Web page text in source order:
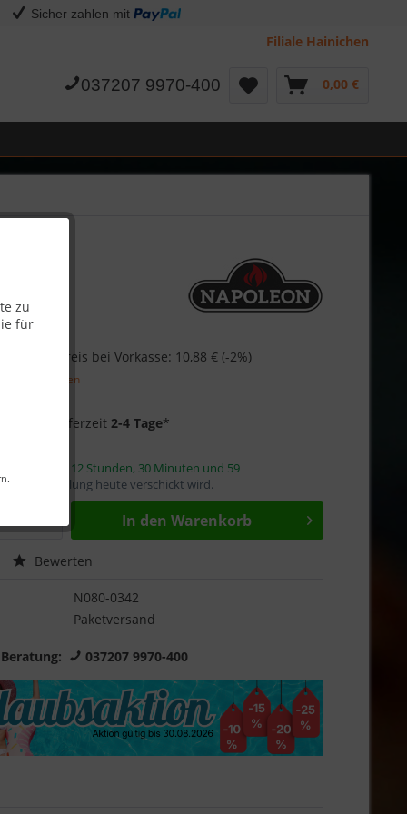
Sicher zahlen mit
Filiale Hainichen
037207 9970-400 0,00 €
zu
für
Skonto-Preis bei Vorkasse: 10,88 € (-2%)
Versandkosten
- Lieferzeit2-4 Tage*
12 Stunden, 30 Minuten und 59
die Bestellung heute verschickt wird.
In den Warenkorb
Bewerten
N080-0342
Paketversand
037207 9970-400